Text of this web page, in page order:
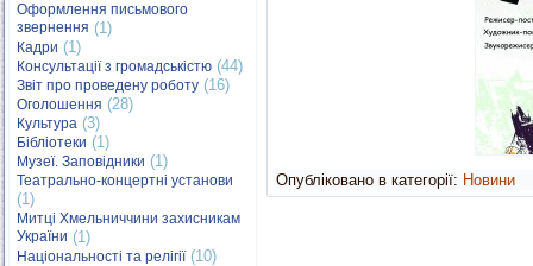
Оформлення письмового
звернення (1)
Кадри (1)
Консультації з громадськістю (44)
Звіт про проведену роботу (16)
Оголошення (28)
Культура (3)
Бібліотеки (1)
Музеї. Заповідники (1)
Театрально-концертні установи
(1)
Митці Хмельниччини захисникам
України (1)
Національності та релігії(10)
Опубліковано в категорії: Новини